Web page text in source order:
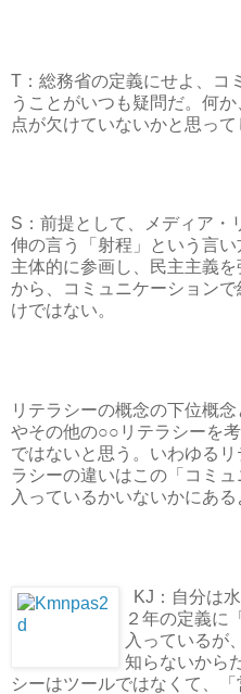
T：総務省の定義にせよ、コ
うことがいつも疑問だ。何
点が欠けていないかと思って
S：前提として、メディア・
伸の言う「射程」という言
主体的に参画し、民主主義
から、コミュニケーション
けではない。
リテラシーの概念の下位概
やその他の○○リテラシーを
ではないと思う。いわゆる
ラシーの違いはこの「コミ
入っているかいないかにある
KJ：自分は
２年の定義に
入っているが
知らないから
シーはツールではなくて、